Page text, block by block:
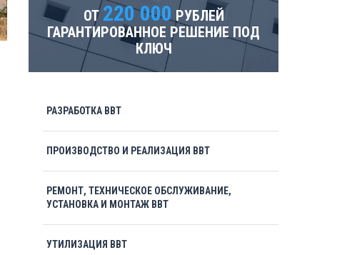
ОТ 220 000РУБЛЕЙ
ГАРАНТИРОВАННОЕ РЕШЕНИЕ ПОД
КЛЮЧ
РАЗРАБОТКА ВВТ
ПРОИЗВОДСТВО И РЕАЛИЗАЦИЯ ВВТ
РЕМОНТ, ТЕХНИЧЕСКОЕ ОБСЛУЖИВАНИЕ,
УСТАНОВКА И МОНТАЖ ВВТ
УТИЛИЗАЦИЯ ВВТ